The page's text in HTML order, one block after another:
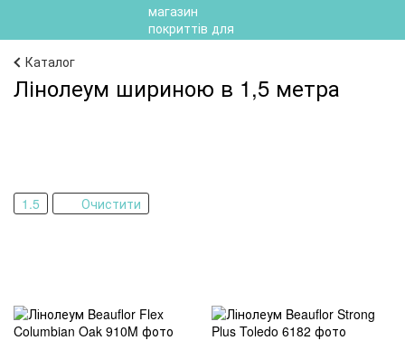
Каталог
Лінолеум шириною в 1,5 метра
1.5 Очистити